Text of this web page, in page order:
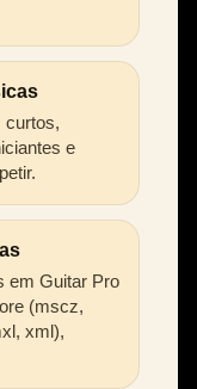
curtos,
e
em Guitar Pro
(mscz,
xml),